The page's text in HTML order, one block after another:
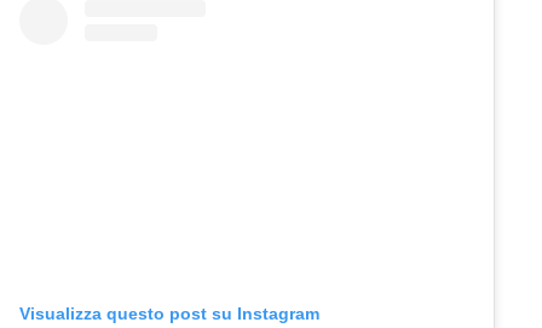
Visualizza questo post su Instagram